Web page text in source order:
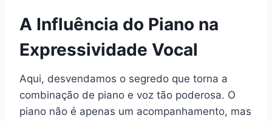
A Influência do Piano na
Expressividade Vocal
Aqui, desvendamos o segredo que torna a
combinação de piano e voz tão poderosa. O
piano não é apenas um acompanhamento, mas